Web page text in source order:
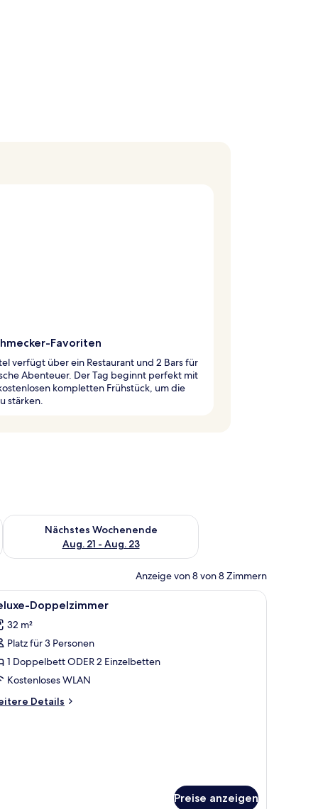
Favoriten
verfügt über ein Restaurant und 2 Bars für
Abenteuer. Der Tag beginnt perfekt mit
kompletten Frühstück, um die
stärken.
Aug. 14 - Aug. 16.
Nächstes Wochenende
Aug. 21 - Aug. 23
Überprüfe die Verfügbarkeit für nächstes Wochenende, Aug.
Anzeige von 8 von 8 Zimmern
Bett, einem Schreibtisch, einem Flachbildfernseher und einem
Ein Hotelzimmer mit Bett, Schreibtisch,
7 Doppelzimmer
32 m²
Platz für 3 Personen
1 Doppelbett ODER 2 Einzelbetten
Kostenloses WLAN
Details
Preise anzeigen